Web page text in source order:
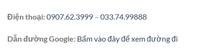
Điện thoại:0907.62.3999 – 033.74.99888
Dẫn đường Google: Bấm vào đây để xem đường đi